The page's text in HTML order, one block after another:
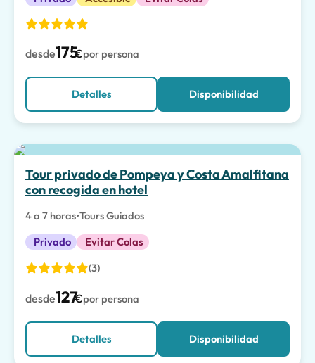
desde175€por persona
Detalles Disponibilidad
La mejor opción
Tour privado de Pompeya y Costa Amalfitana
con recogida en hotel
4 a 7 horas•Tours Guiados
Privado
Evitar Colas
(3)
desde127€por persona
Detalles Disponibilidad